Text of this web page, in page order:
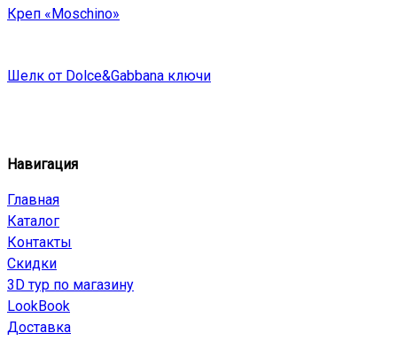
Креп «Moschino»
Шелк от Dolce&Gabbana ключи
Навигация
Главная
Каталог
Контакты
Скидки
3D тур по магазину
LookBook
Доставка